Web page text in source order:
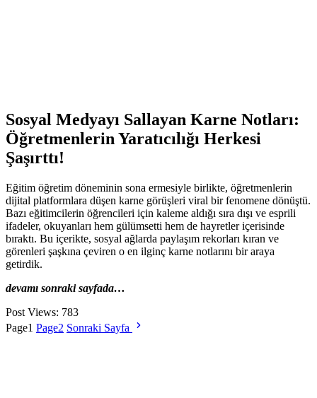
Sosyal Medyayı Sallayan Karne Notları:
Öğretmenlerin Yaratıcılığı Herkesi
Şaşırttı!
Eğitim öğretim döneminin sona ermesiyle birlikte, öğretmenlerin
dijital platformlara düşen karne görüşleri viral bir fenomene dönüştü.
Bazı eğitimcilerin öğrencileri için kaleme aldığı sıra dışı ve esprili
ifadeler, okuyanları hem gülümsetti hem de hayretler içerisinde
bıraktı. Bu içerikte, sosyal ağlarda paylaşım rekorları kıran ve
görenleri şaşkına çeviren o en ilginç karne notlarını bir araya
getirdik.
devamı sonraki sayfada…
Post Views: 783
Page1 Page2 Sonraki Sayfa